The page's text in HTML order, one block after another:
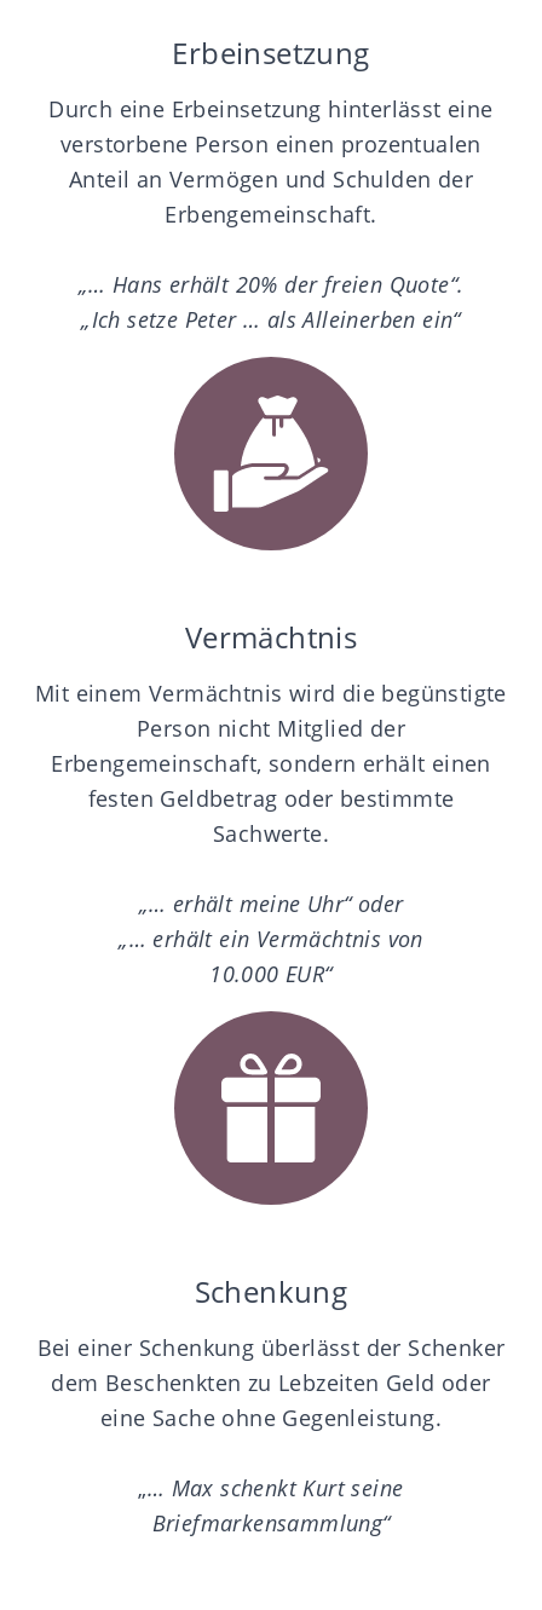
Erbeinsetzung
Durch eine Erbeinsetzung hinterlässt eine
verstorbene Person einen prozentualen
Anteil an Vermögen und Schulden der
Erbengemeinschaft.
„… Hans erhält 20% der freien Quote“.
„Ich setze Peter … als Alleinerben ein“
Vermächtnis
Mit einem Vermächtnis wird die begünstigte
Person nicht Mitglied der
Erbengemeinschaft, sondern erhält einen
festen Geldbetrag oder bestimmte
Sachwerte.
„… erhält meine Uhr“ oder
„… erhält ein Vermächtnis von
10.000 EUR“
Schenkung
Bei einer Schenkung überlässt der Schenker
dem Beschenkten zu Lebzeiten Geld oder
eine Sache ohne Gegenleistung.
„… Max schenkt Kurt seine
Briefmarkensammlung“